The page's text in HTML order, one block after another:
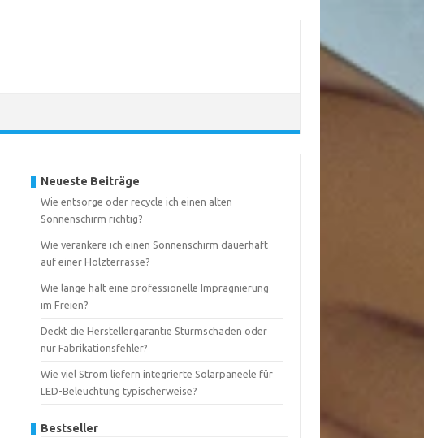
Neueste Beiträge
Wie entsorge oder recycle ich einen alten
Sonnenschirm richtig?
Wie verankere ich einen Sonnenschirm dauerhaft
auf einer Holzterrasse?
Wie lange hält eine professionelle Imprägnierung
im Freien?
Deckt die Herstellergarantie Sturmschäden oder
nur Fabrikationsfehler?
Wie viel Strom liefern integrierte Solarpaneele für
LED-Beleuchtung typischerweise?
Bestseller